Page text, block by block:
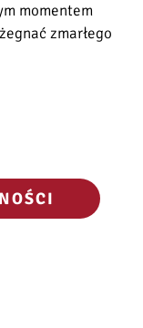
momentem
zmarłego